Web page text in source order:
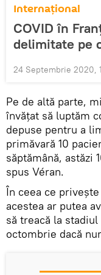
Internaţional
COVID în
delimitate pe
24 Septembrie 2020,
Pe de altă parte,
învățat să luptăm
depuse pentru a
primăvară 10
săptămână, astăzi
spus Véran.
În ceea ce
acestea ar putea
să treacă la
octombrie dacă